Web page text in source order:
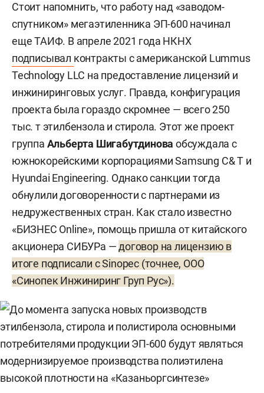
Стоит напомнить, что работу над «заводом-
спутником» мегаэтиленника ЭП-600 начинал
еще ТАИФ. В апреле 2021 года НКНХ
подписывал контракты с американской Lummus
Technology LLC на предоставление лицензий и
инжиниринговых услуг. Правда, конфигурация
проекта была гораздо скромнее — всего 250
тыс. т этилбензола и стирола. Этот же проект
группа Альберта Шигабутдинова обсуждала с
южнокорейскими корпорациями Samsung C& T и
Hyundai Engineering. Однако санкции тогда
обнулили договоренности с партнерами из
недружественных стран. Как стало известно
«БИЗНЕС Online», помощь пришла от китайского
акционера СИБУРа —договор на лицензию в
итоге подписали с Sinopec (точнее, ООО
«Синопек Инжиниринг Груп Рус»).